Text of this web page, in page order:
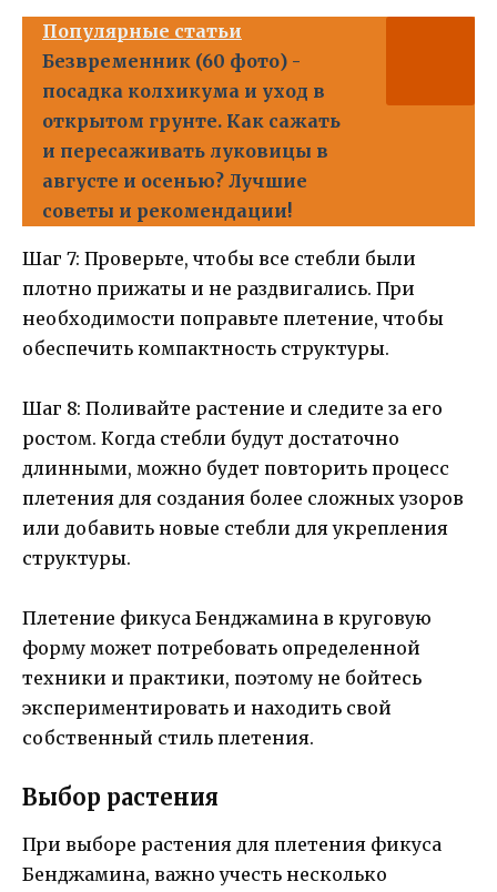
Популярные статьи
Безвременник (60 фото) -
посадка колхикума и уход в
открытом грунте. Как сажать
и пересаживать луковицы в
августе и осенью? Лучшие
советы и рекомендации!
Шаг 7: Проверьте, чтобы все стебли были
плотно прижаты и не раздвигались. При
необходимости поправьте плетение, чтобы
обеспечить компактность структуры.
Шаг 8: Поливайте растение и следите за его
ростом. Когда стебли будут достаточно
длинными, можно будет повторить процесс
плетения для создания более сложных узоров
или добавить новые стебли для укрепления
структуры.
Плетение фикуса Бенджамина в круговую
форму может потребовать определенной
техники и практики, поэтому не бойтесь
экспериментировать и находить свой
собственный стиль плетения.
Выбор растения
При выборе растения для плетения фикуса
Бенджамина, важно учесть несколько